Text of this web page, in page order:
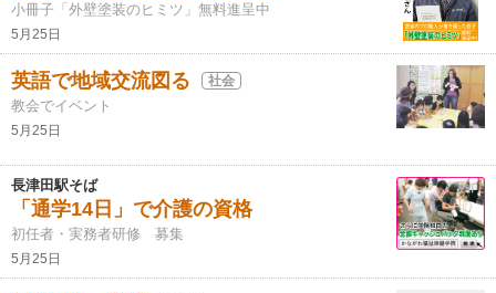
小冊子「外壁塗装のヒミツ」無料進呈中
5月25日
英語で地域交流図る 社会
教会でイベント
5月25日
長津田駅そば
「通学14日」で介護の資格
初任者・実務者研修 募集
5月25日